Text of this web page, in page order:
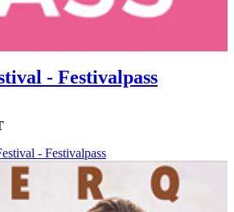
- Festivalpass
- Festivalpass